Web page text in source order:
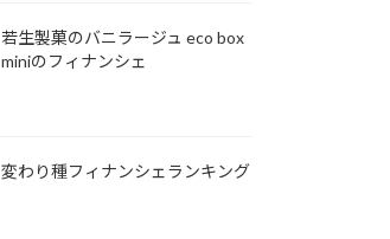
若生製菓のバニラージュ eco box
miniのフィナンシェ
変わり種フィナンシェランキング